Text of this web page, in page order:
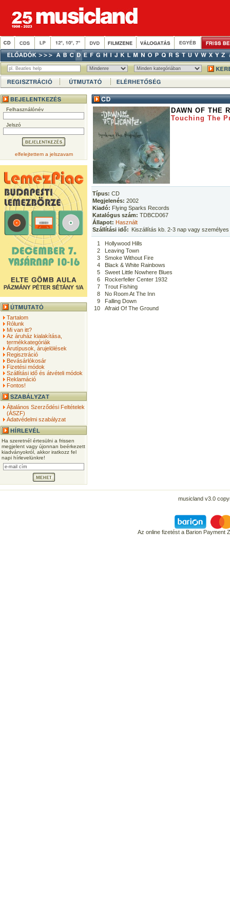
Felhasználónév
Jelszó
elfelejtettem a jelszavam
Tartalom
Rólunk
Mi van itt?
Az áruház kialakítása,
termékkategóriák
Árutípusok, árujelölések
Regisztráció
Bevásárlókosár
Fizetési módok
Szállítási idő és átvételi módok
Reklamáció
Fontos!
Általános Szerződési Feltételek
(ÁSZF)
Adatvédelmi szabályzat
Ha szeretnél értesülni a frissen
megjelent vagy újonnan beérkezett
kiadványokról, akkor iratkozz fel
napi hírlevelünkre!
DAWN OF THE
Touching The
Típus: CD
Megjelenés: 2002
Kiadó: Flying Sparks Records
Katalógus szám: TDBCD067
Állapot: Használt
Szállítási idő: Kiszállítás kb. 2-3 nap vagy
1
Hollywood Hills
2
Leaving Town
3
Smoke Without Fire
4
Black & White Rainbows
5
Sweet Little Nowhere Blues
6
Rockerfeller Center 1932
7
Trout Fishing
8
No Room At The Inn
9
Falling Down
10
Afraid Of The Ground
musicland v3.0
Az online fizetést a Barion Payment